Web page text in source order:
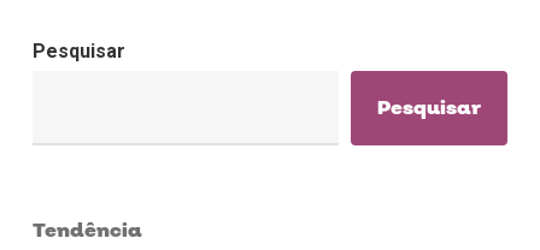
Pesquisar
Pesquisar
Tendência